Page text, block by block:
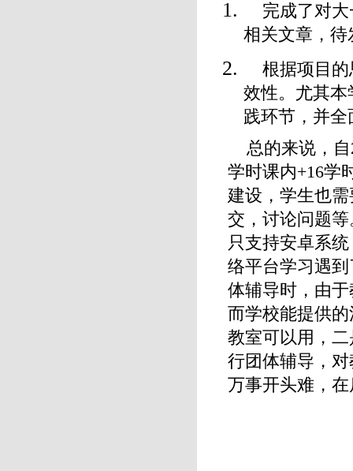
完成了对
相关文章，待
根据项目
效性。尤其
践环节，并
总的来说，
学时课内+16学
建设，学生也
交，讨论问题
只支持安卓系
络平台学习遇
体辅导时，由
而学校能提供
教室可以用，
行团体辅导，
万事开头难，